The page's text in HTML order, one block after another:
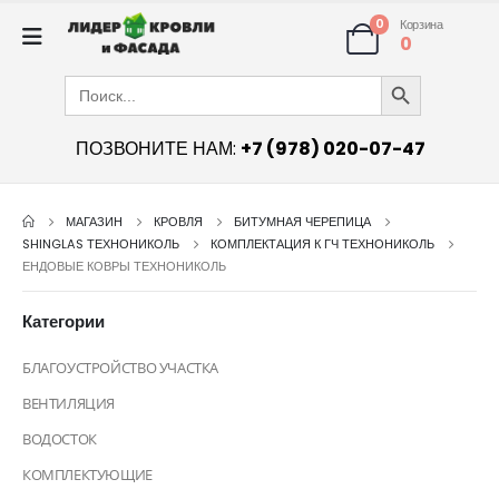
0 Корзина
0
Search
for:
Search Button
ПОЗВОНИТЕ НАМ: +7 (978) 020-07-47
МАГАЗИН КРОВЛЯ
БИТУМНАЯ ЧЕРЕПИЦА
SHINGLAS ТЕХНОНИКОЛЬ
КОМПЛЕКТАЦИЯ К ГЧ ТЕХНОНИКОЛЬ
ЕНДОВЫЕ КОВРЫ ТЕХНОНИКОЛЬ
Категории
БЛАГОУСТРОЙСТВО УЧАСТКА
ВЕНТИЛЯЦИЯ
ВОДОСТОК
КОМПЛЕКТУЮЩИЕ